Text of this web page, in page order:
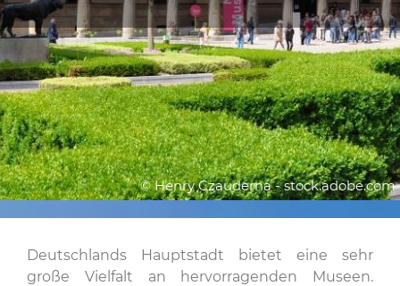
© Henry Czauderna - stock.adobe.com
Deutschlands Hauptstadt bietet eine sehr
große Vielfalt an hervorragenden Museen.